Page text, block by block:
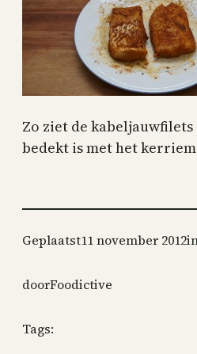
Zo ziet de
bedekt is met het
Geplaatst11 november 2012
doorFoodictive
Tags: